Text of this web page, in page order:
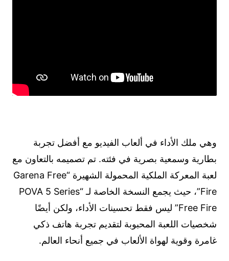
وهي ملك الأداء في ألعاب الفيديو مع أفضل تجربة
بطارية وسمعية بصرية في فئته. تم تصميمه بالتعاون مع
لعبة المعركة الملكية المحمولة الشهيرة “Garena Free
Fire”، حيث يجمع النسخة الخاصة لـ “POVA 5 Series
Free Fire” ليس فقط تحسينات الأداء، ولكن أيضًا
شخصيات اللعبة المحبوبة لتقديم تجربة هاتف ذكي
غامرة وقوية لهواة الألعاب في جميع أنحاء العالم.